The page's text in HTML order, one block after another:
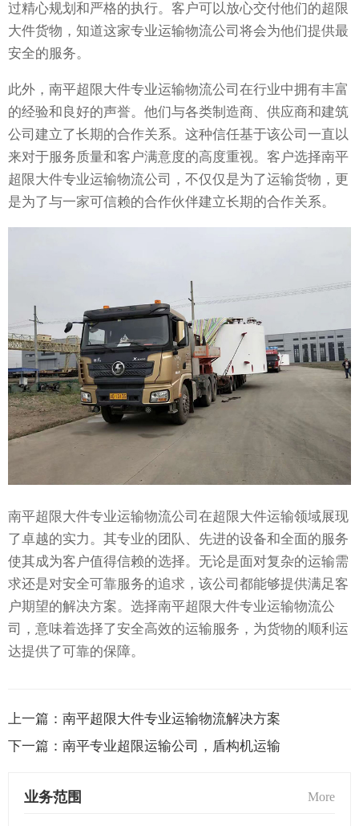
过精心规划和严格的执行。客户可以放心交付他们的超限
大件货物，知道这家专业运输物流公司将会为他们提供最
安全的服务。
此外，南平超限大件专业运输物流公司在行业中拥有丰富
的经验和良好的声誉。他们与各类制造商、供应商和建筑
公司建立了长期的合作关系。这种信任基于该公司一直以
来对于服务质量和客户满意度的高度重视。客户选择南平
超限大件专业运输物流公司，不仅仅是为了运输货物，更
是为了与一家可信赖的合作伙伴建立长期的合作关系。
南平超限大件专业运输物流公司在超限大件运输领域展现
了卓越的实力。其专业的团队、先进的设备和全面的服务
使其成为客户值得信赖的选择。无论是面对复杂的运输需
求还是对安全可靠服务的追求，该公司都能够提供满足客
户期望的解决方案。选择南平超限大件专业运输物流公
司，意味着选择了安全高效的运输服务，为货物的顺利运
达提供了可靠的保障。
上一篇： 南平超限大件专业运输物流解决方案
下一篇： 南平专业超限运输公司，盾构机运输
业务范围 More